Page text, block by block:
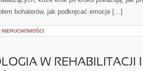
bohaterów, jak podkręcać emocje […]
NIERUCHOMOŚCI
W REHABILITACJI